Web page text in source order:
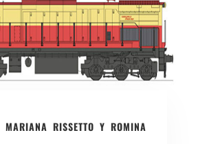
MARIANA RISSETTO Y ROMINA